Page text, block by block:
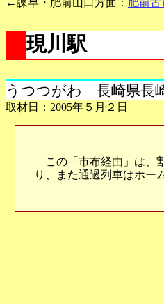
現川駅
うつつがわ 長崎県長
取材日：2005年５月２日
この「市布経由」は、
り、また通過列車はホー